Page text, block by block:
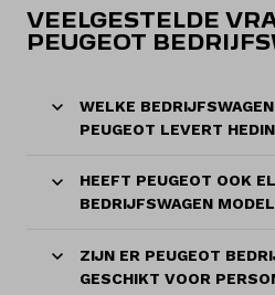
VEELGESTELDE
PEUGEOT
WELKE
PEUGEOT LEVERT
HEEFT PEUGEOT OOK
BEDRIJFSWAGEN
ZIJN ER PEUGEOT
GESCHIKT VOOR